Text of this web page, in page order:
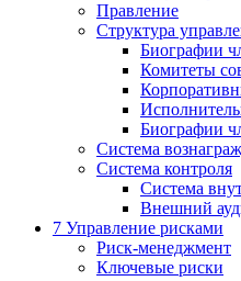
Правление
Структура
Биографии
Комитеты
Биографии
Система
Система контроля
Система
Внешний
7 Управление рисками
Риск-менеджмент
Ключевые риски